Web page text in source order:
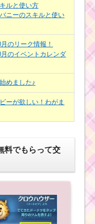
ルと使い方
ニーのスキルと使い
のリーク情報！
のイベントカレンダ
めました♪
ーが欲しい！わがま
料でもらって交